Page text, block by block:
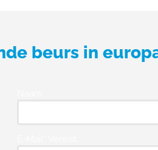
beurs in